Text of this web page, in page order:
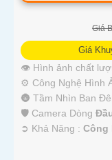
Giá
Giá
👁 Hình ảnh chất
⚙ Công Nghệ Hình
🌚 Tầm Nhìn Ban
🛡 Camera Dòng
️➲ Khả Năng : Công